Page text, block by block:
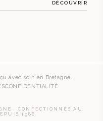
DÉCOUVRIR
avec soin en Bretagne.
CONFIDENTIALITÉ
· CONFECTIONNÉS AU
1986